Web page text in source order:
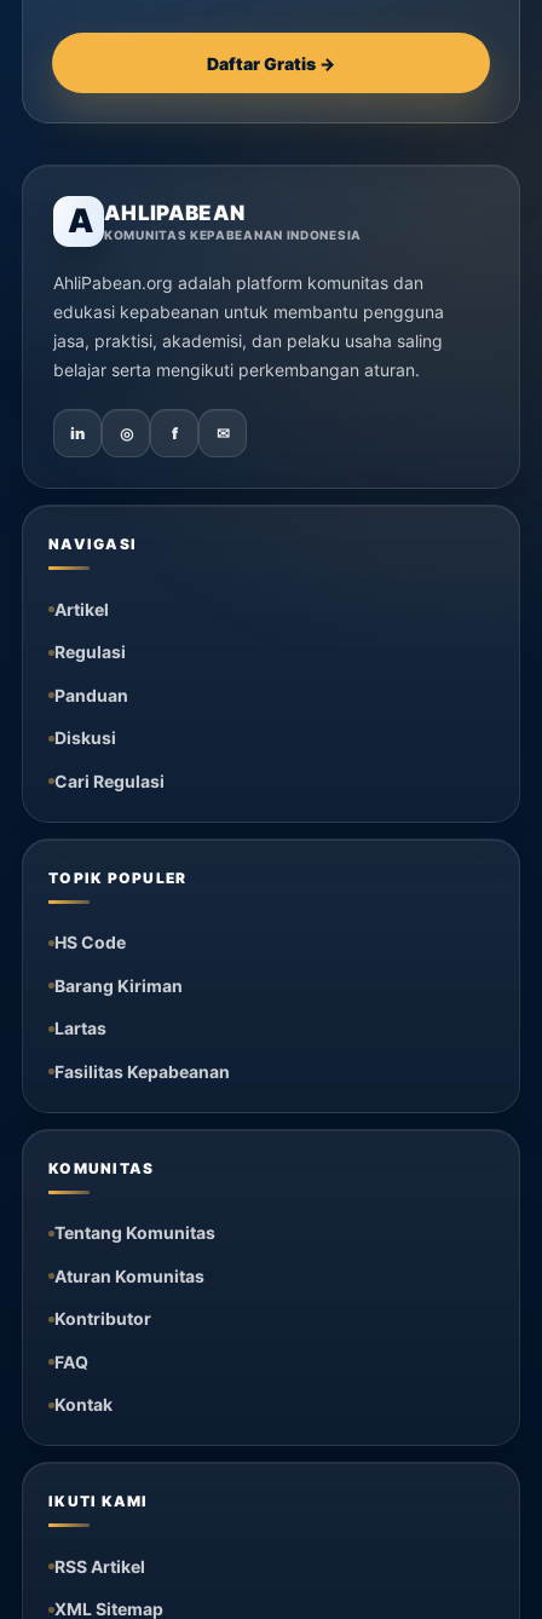
Daftar Gratis →
A AHLIPABEAN
KOMUNITAS KEPABEANAN INDONESIA
AhliPabean.org adalah platform komunitas dan
edukasi kepabeanan untuk membantu pengguna
jasa, praktisi, akademisi, dan pelaku usaha saling
belajar serta mengikuti perkembangan aturan.
in ◎ f ✉
NAVIGASI
Artikel
Regulasi
Panduan
Diskusi
Cari Regulasi
TOPIK POPULER
HS Code
Barang Kiriman
Lartas
Fasilitas Kepabeanan
KOMUNITAS
Tentang Komunitas
Aturan Komunitas
Kontributor
FAQ
Kontak
IKUTI KAMI
RSS Artikel
XML Sitemap